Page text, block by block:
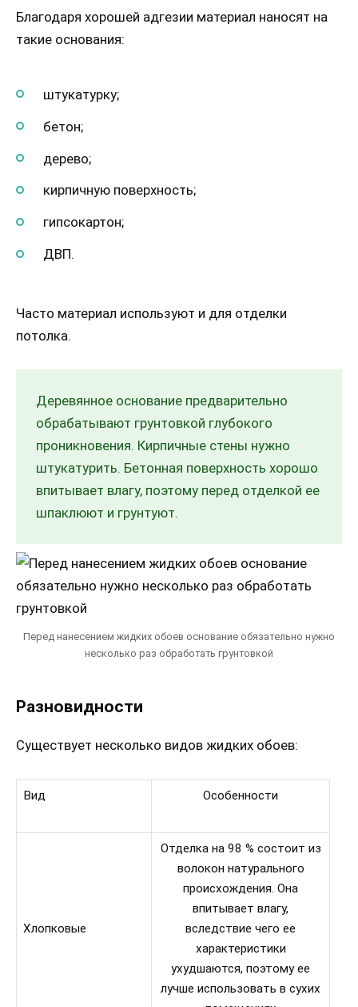
Благодаря хорошей адгезии материал наносят на
такие основания:
штукатурку;
бетон;
дерево;
кирпичную поверхность;
гипсокартон;
ДВП.
Часто материал используют и для отделки
потолка.
Деревянное основание предварительно
обрабатывают грунтовкой глубокого
проникновения. Кирпичные стены нужно
штукатурить. Бетонная поверхность хорошо
впитывает влагу, поэтому перед отделкой ее
шпаклюют и грунтуют.
Перед нанесением жидких обоев основание обязательно нужно
несколько раз обработать грунтовкой
Разновидности
Существует несколько видов жидких обоев:
Вид Особенности
Хлопковые
Отделка на 98 % состоит из
волокон натурального
происхождения. Она
впитывает влагу,
вследствие чего ее
характеристики
ухудшаются, поэтому ее
лучше использовать в сухих